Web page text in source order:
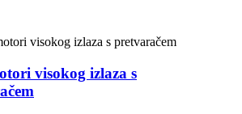
visokog izlaza s